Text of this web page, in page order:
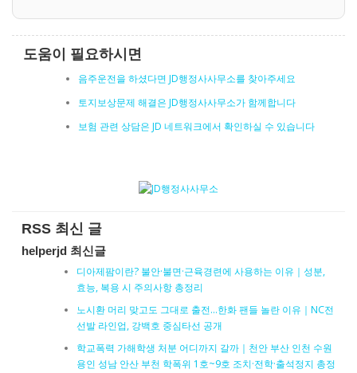
도움이 필요하시면
음주운전을 하셨다면 JD행정사사무소를 찾아주세요
토지보상문제 해결은 JD행정사사무소가 함께합니다
보험 관련 상담은 JD 네트워크에서 확인하실 수 있습니다
RSS 최신 글
helperjd 최신글
디아제팜이란? 불안·불면·근육경련에 사용하는 이유｜성분,
효능, 복용 시 주의사항 총정리
노시환 머리 맞고도 그대로 출전…한화 팬들 놀란 이유｜NC전
선발 라인업, 강백호 중심타선 공개
학교폭력 가해학생 처분 어디까지 갈까｜천안 부산 인천 수원
용인 성남 안산 부천 학폭위 1호~9호 조치·전학·출석정지 총정